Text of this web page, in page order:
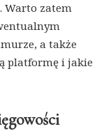
Warto zatem
a także
platformę i jakie